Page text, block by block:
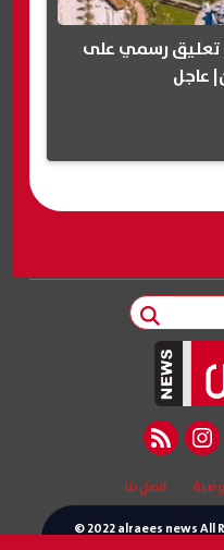
دولار.. أول تعليق رسمي على
عاجل
instagram
rss feed
اتصل بنا
© 2022 alraees news All